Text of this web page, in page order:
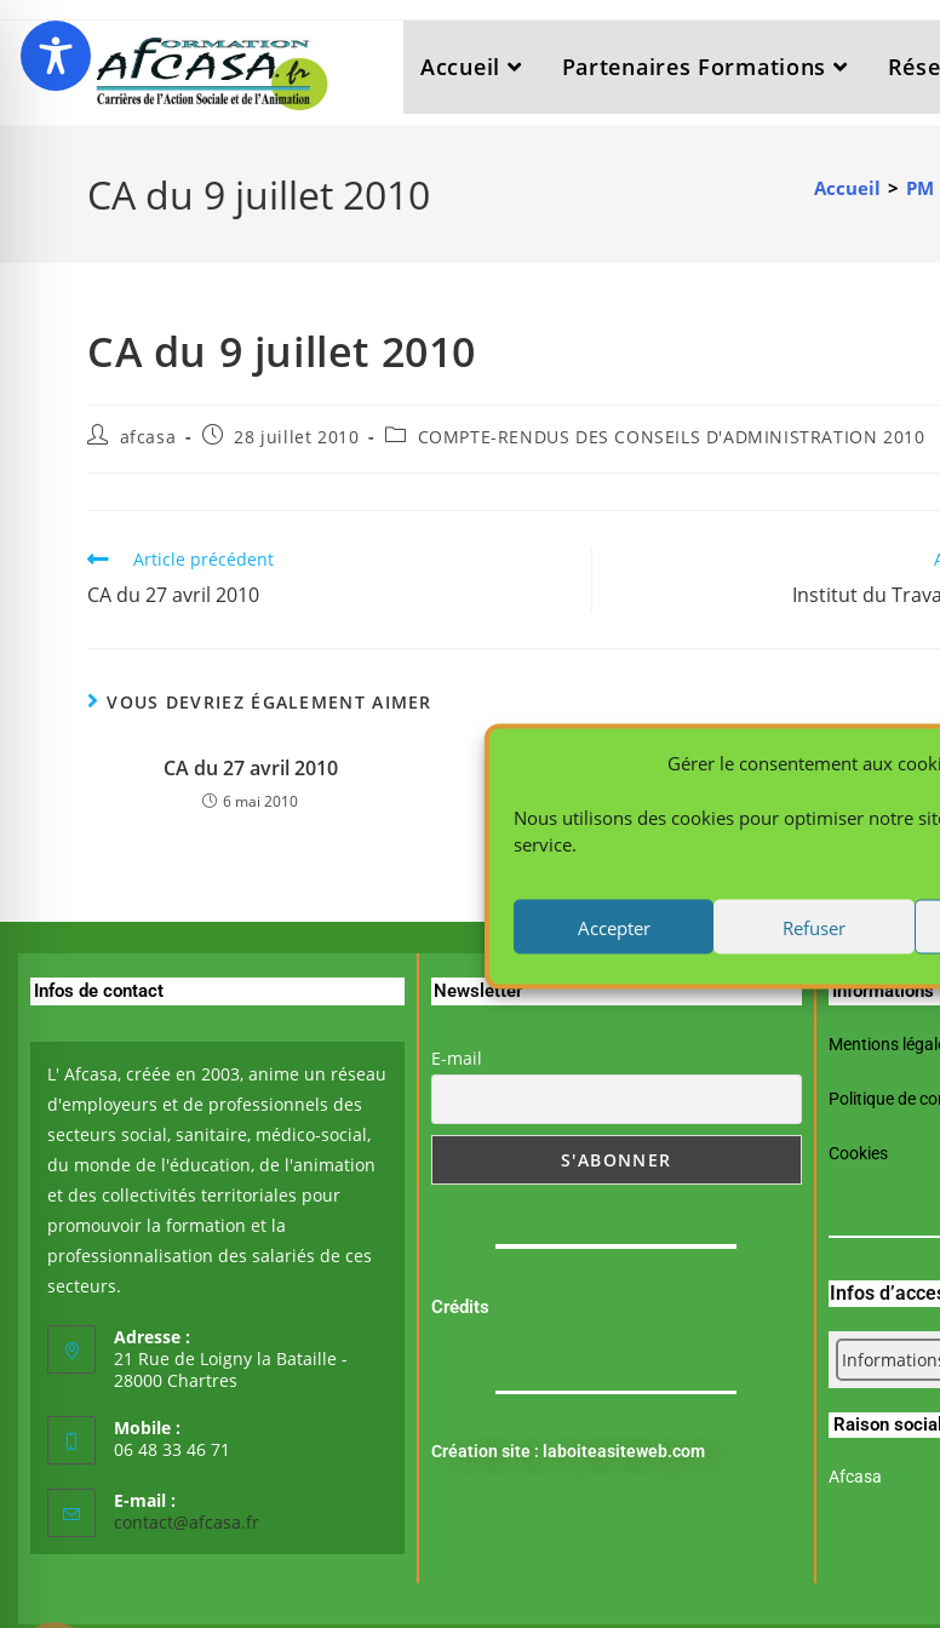
Gérer le consentement aux
Nous utilisons des cookies pour optimiser notre
service.
Accepter Refuser
Accueil Partenaires Formations
CA du 9 juillet 2010 Accueil > PM
CA du 9 juillet 2010
afcasa 28 juillet 2010 COMPTE-RENDUS DES CONSEILS D'ADMINISTRATION 2010
Article précédent
CA du 27 avril 2010 Institut du
VOUS DEVRIEZ ÉGALEMENT AIMER
CA du 27 avril 2010
6 mai 2010
CA du 19 janvier 2010
Infos de contact
L' Afcasa, créée en 2003, anime un réseau
d'employeurs et de professionnels des
secteurs social, sanitaire, médico-social,
du monde de l'éducation, de l'animation
et des collectivités territoriales pour
promouvoir la formation et la
professionnalisation des salariés de ces
secteurs.
Adresse :
21 Rue de Loigny la Bataille -
28000 Chartres
Mobile :
06 48 33 46 71
E-mail :
contact@afcasa.fr
Newsletter
E-mail
Crédits
Création site : laboiteasiteweb.com
Informations
Mentions
Politique de
Cookies
Infos
Raison
Afcasa